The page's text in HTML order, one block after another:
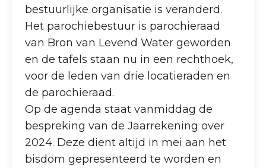
bestuurlijke organisatie is veranderd.
Het parochiebestuur is parochieraad
van Bron van Levend Water geworden
en de tafels staan nu in een rechthoek,
voor de leden van drie locatieraden en
de parochieraad.
Op de agenda staat vanmiddag de
bespreking van de Jaarrekening over
2024. Deze dient altijd in mei aan het
bisdom gepresenteerd te worden en